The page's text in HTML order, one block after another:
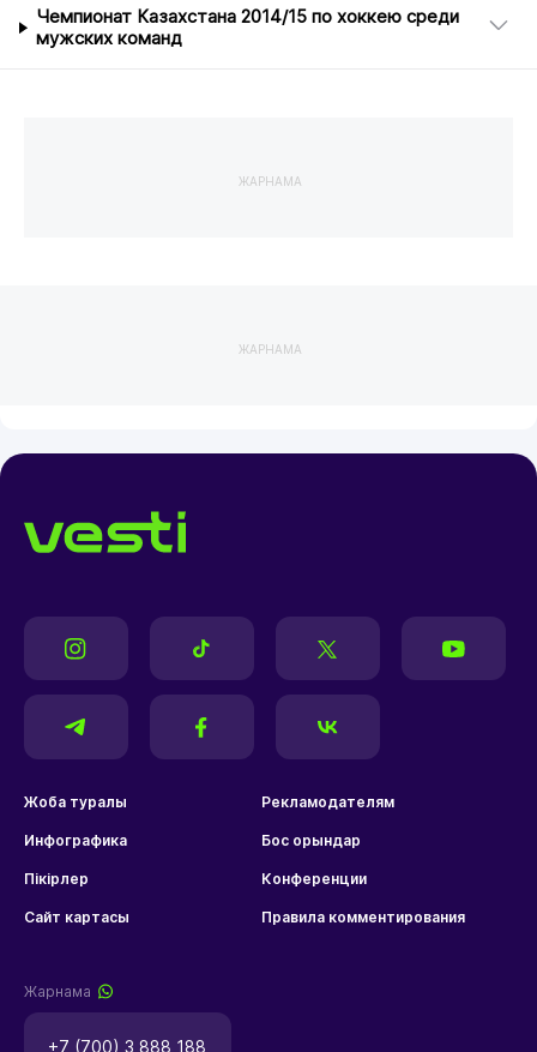
Чемпионат Казахстана 2014/15 по хоккею среди
мужских команд
ЖАРНАМА
ЖАРНАМА
Жоба туралы Рекламодателям
Инфографика Бос орындар
Пікірлер Конференции
Сайт картасы Правила комментирования
Жарнама
+7 (700) 3 888 188